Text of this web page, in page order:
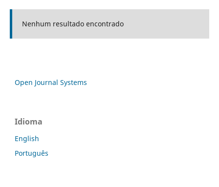
Nenhum resultado encontrado
Open Journal Systems
Idioma
English
Português